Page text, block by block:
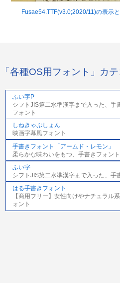
Fusae54.TTF(v3.0;2020/11)の表示
「各種OS用フォント」カ
ふい字P
シフトJIS第二水準漢字まで入った、手
フォント
しねきゃぷしょん
映画字幕風フォント
手書きフォント「アームド・レモン」
柔らかな味わいをもつ、手書きフォント
ふい字
シフトJIS第二水準漢字まで入った、手
はる手書きフォント
【商用フリー】女性向けやナチュラル
ォント